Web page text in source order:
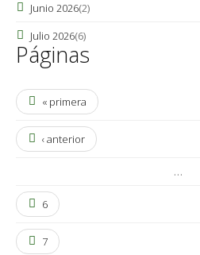
Junio 2026(2)
Julio 2026(6)
Páginas
« primera
‹ anterior
…
6
7